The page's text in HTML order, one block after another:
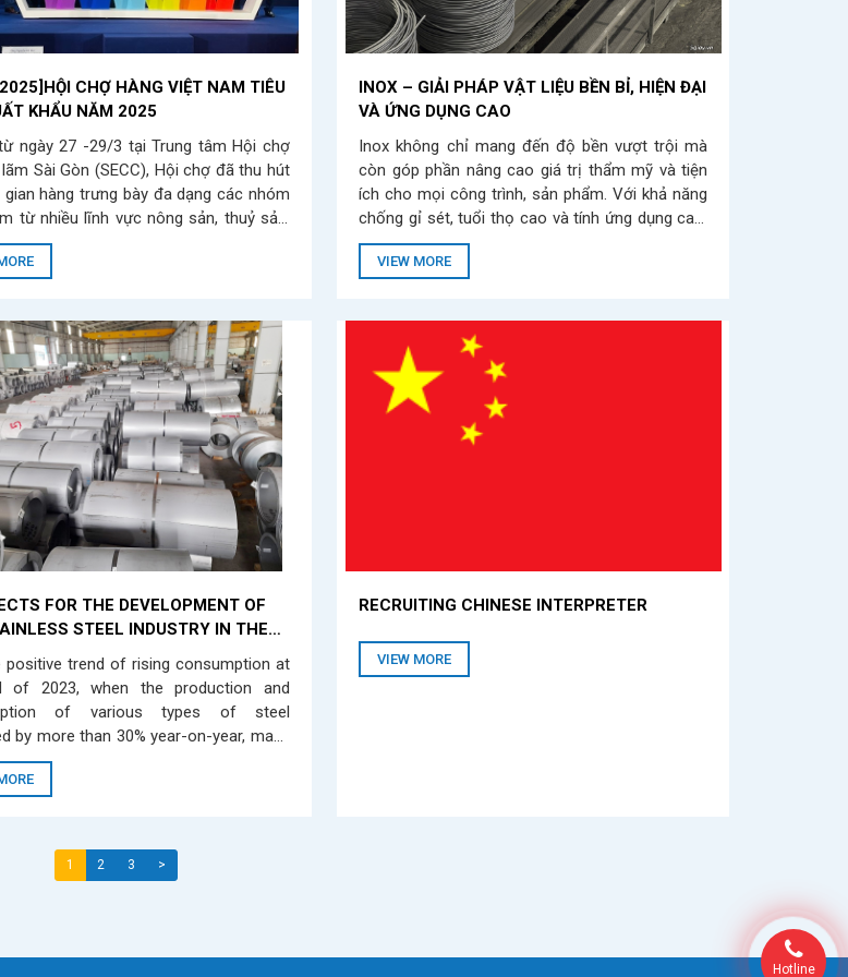
CHỢ HÀNG VIỆT NAM TIÊU
KHẨU NĂM 2025
ngày 27 -29/3 tại Trung tâm Hội chợ
Sài Gòn (SECC), Hội chợ đã thu hút
gian hàng trưng bày đa dạng các nhóm
từ nhiều lĩnh vực nông sản, thuỷ sản,
dụng, đồ thủ công mỹ nghệ, quà lưu
INOX – GIẢI PHÁP VẬT LIỆU BỀN BỈ, HIỆN ĐẠI
VÀ ỨNG DỤNG CAO
Inox không chỉ mang đến độ bền vượt trội mà
còn góp phần nâng cao giá trị thẩm mỹ và tiện
ích cho mọi công trình, sản phẩm. Với khả năng
chống gỉ sét, tuổi thọ cao và tính ứng dụng cao,
inox là lựa chọn lý tưởng phù hợp cho cả nhu
cầu cá nhân lẫn doanh nghiệp.
VIEW MORE
FOR THE DEVELOPMENT OF
STEEL INDUSTRY IN THE
AND INTERNATIONAL
IN 2024
positive trend of rising consumption at
of 2023, when the production and
of various types of steel
by more than 30% year-on-year, many
suggest that the stainless steel
may recover in 2024 as positive signals
RECRUITING CHINESE INTERPRETER
VIEW MORE
1 2 3 >
Hotline